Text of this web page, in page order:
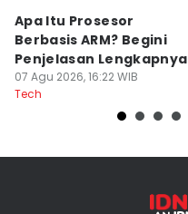
Apa Itu Prosesor
Berbasis ARM? Begini
Penjelasan Lengkapnya
07 Agu 2026, 16:22 WIB
Tech